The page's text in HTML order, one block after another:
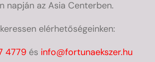
napján az Asia Centerben.
elérhetőségeinken:
4779és info@fortunaekszer.hu